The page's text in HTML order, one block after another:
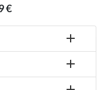
€